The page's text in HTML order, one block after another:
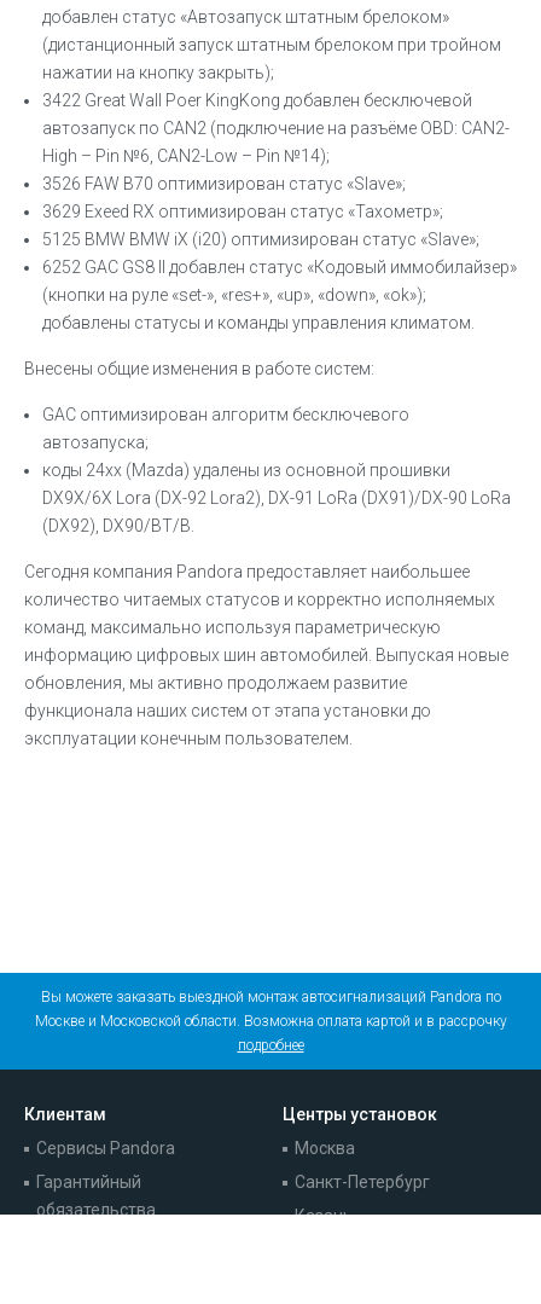
добавлен статус «Автозапуск штатным брелоком»
(дистанционный запуск штатным брелоком при тройном
нажатии на кнопку закрыть);
3422 Great Wall Poer KingKong добавлен бесключевой
автозапуск по CAN2 (подключение на разъёме OBD: CAN2-
High – Pin №6, CAN2-Low – Pin №14);
3526 FAW B70 оптимизирован статус «Slave»;
3629 Exeed RX оптимизирован статус «Тахометр»;
5125 BMW BMW iX (i20) оптимизирован статус «Slave»;
6252 GAC GS8 II добавлен статус «Кодовый иммобилайзер»
(кнопки на руле «set-», «res+», «up», «down», «ok»);
добавлены статусы и команды управления климатом.
Внесены общие изменения в работе систем:
GAC оптимизирован алгоритм бесключевого
автозапуска;
коды 24xx (Mazda) удалены из основной прошивки
DX9X/6X Lora (DX-92 Lora2), DX-91 LoRa (DX91)/DX-90 LoRa
(DX92), DX90/BT/B.
Сегодня компания Pandora предоставляет наибольшее
количество читаемых статусов и корректно исполняемых
команд, максимально используя параметрическую
информацию цифровых шин автомобилей. Выпуская новые
обновления, мы активно продолжаем развитие
функционала наших систем от этапа установки до
эксплуатации конечным пользователем.
Вы можете заказать выездной монтаж автосигнализаций Pandora по
Москве и Московской области. Возможна оплата картой и в рассрочку
подробнее
Клиентам
Сервисы Pandora
Гарантийный
обязательства
Центры установок
Москва
Санкт-Петербург
Казань